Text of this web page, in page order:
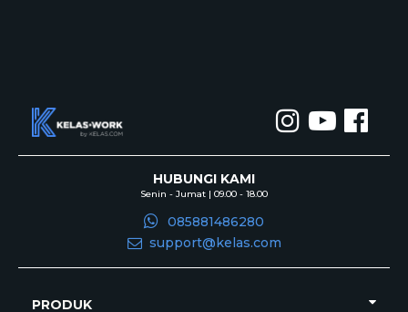
HUBUNGI KAMI
Senin - Jumat | 09.00 - 18.00
085881486280
support@kelas.com
PRODUK